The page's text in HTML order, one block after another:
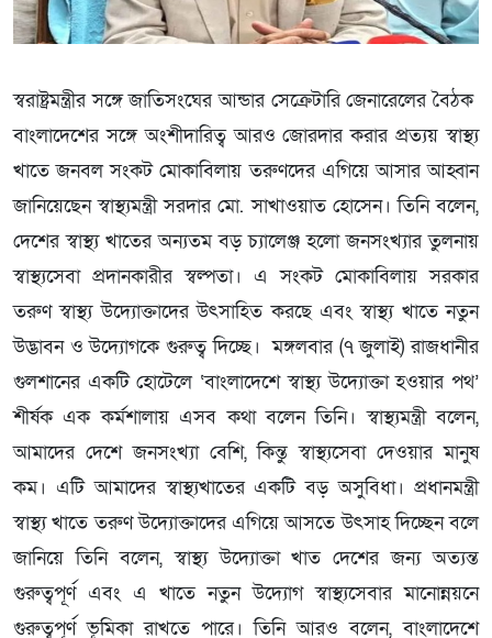
স্বরাষ্ট্রমন্ত্রীর সঙ্গে জাতিসংঘের আন্ডার সেক্রেটারি জেনারেলের বৈঠক
বাংলাদেশের সঙ্গে অংশীদারিত্ব আরও জোরদার করার প্রত্যয় স্বাস্থ্য
খাতে জনবল সংকট মোকাবিলায় তরুণদের এগিয়ে আসার আহ্বান
জানিয়েছেন স্বাস্থ্যমন্ত্রী সরদার মো. সাখাওয়াত হোসেন। তিনি বলেন,
দেশের স্বাস্থ্য খাতের অন্যতম বড় চ্যালেঞ্জ হলো জনসংখ্যার তুলনায়
স্বাস্থ্যসেবা প্রদানকারীর স্বল্পতা। এ সংকট মোকাবিলায় সরকার
তরুণ স্বাস্থ্য উদ্যোক্তাদের উৎসাহিত করছে এবং স্বাস্থ্য খাতে নতুন
উদ্ভাবন ও উদ্যোগকে গুরুত্ব দিচ্ছে। মঙ্গলবার (৭ জুলাই) রাজধানীর
গুলশানের একটি হোটেলে ‘বাংলাদেশে স্বাস্থ্য উদ্যোক্তা হওয়ার পথ’
শীর্ষক এক কর্মশালায় এসব কথা বলেন তিনি। স্বাস্থ্যমন্ত্রী বলেন,
আমাদের দেশে জনসংখ্যা বেশি, কিন্তু স্বাস্থ্যসেবা দেওয়ার মানুষ
কম। এটি আমাদের স্বাস্থ্যখাতের একটি বড় অসুবিধা। প্রধানমন্ত্রী
স্বাস্থ্য খাতে তরুণ উদ্যোক্তাদের এগিয়ে আসতে উৎসাহ দিচ্ছেন বলে
জানিয়ে তিনি বলেন, স্বাস্থ্য উদ্যোক্তা খাত দেশের জন্য অত্যন্ত
গুরুত্বপূর্ণ এবং এ খাতে নতুন উদ্যোগ স্বাস্থ্যসেবার মানোন্নয়নে
গুরুত্বপূর্ণ ভূমিকা রাখতে পারে। তিনি আরও বলেন, বাংলাদেশে